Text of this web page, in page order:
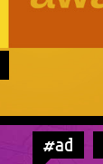
#ad